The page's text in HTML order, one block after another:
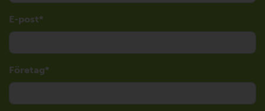
E-post
Företag